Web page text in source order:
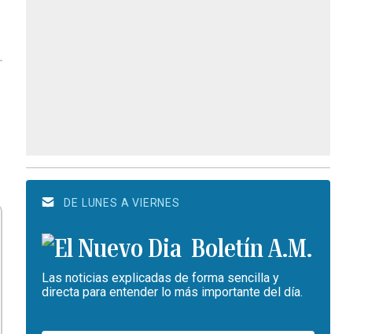
DE LUNES A VIERNES
Boletín A.M.
Las noticias explicadas de forma sencilla y
directa para entender lo más importante del día.